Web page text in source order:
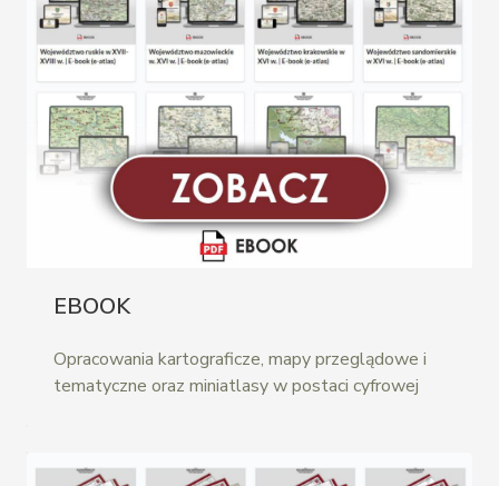
EBOOK
Opracowania kartograficze, mapy przeglądowe i
tematyczne oraz miniatlasy w postaci cyfrowej